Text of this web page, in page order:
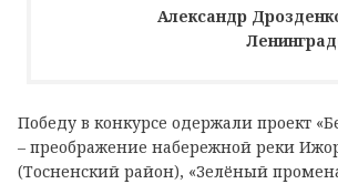
Александр
Победу в конкурсе одержали проект
– преображение набережной реки
(Тосненский район), «Зелёный